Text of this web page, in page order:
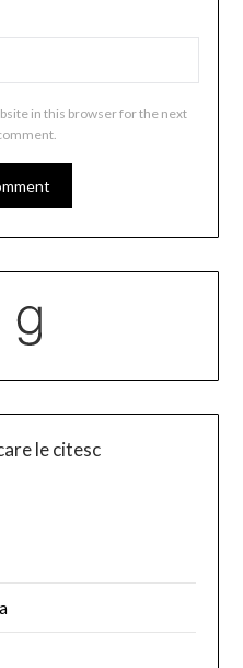
in this browser for the next
le citesc